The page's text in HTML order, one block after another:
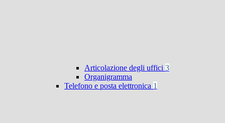
Articolazione degli uffici 3
Organigramma
Telefono e posta elettronica 1